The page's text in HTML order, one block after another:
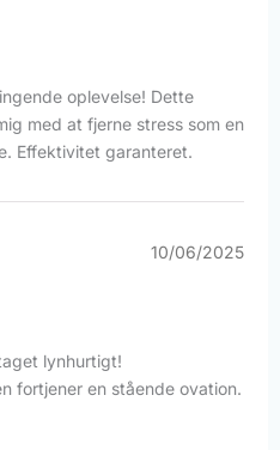
oplevelse! Dette
med at fjerne stress som en
Effektivitet garanteret.
10/06/2025
lynhurtigt!
fortjener en stående ovation.